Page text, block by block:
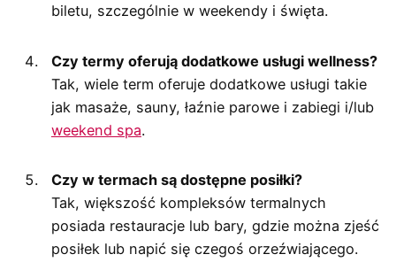
biletu, szczególnie w weekendy i święta.
Czy termy oferują dodatkowe usługi wellness?
Tak, wiele term oferuje dodatkowe usługi takie
jak masaże, sauny, łaźnie parowe i zabiegi i/lub
weekend spa.
Czy w termach są dostępne posiłki?
Tak, większość kompleksów termalnych
posiada restauracje lub bary, gdzie można zjeść
posiłek lub napić się czegoś orzeźwiającego.